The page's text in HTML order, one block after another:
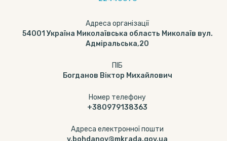
Адреса організації
54001 Україна Миколаївська область Миколаїв вул.
Адміральська,20
ПІБ
Богданов Віктор Михайлович
Номер телефону
+380979138363
Адреса електронної пошти
v.bohdanov@mkrada.gov.ua